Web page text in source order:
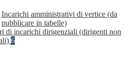
Incarichi amministrativi di vertice (da
pubblicare in tabelle)
di incarichi dirigenziali (dirigenti non
6